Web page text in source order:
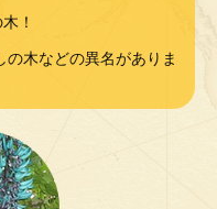
！
木などの異名がありま